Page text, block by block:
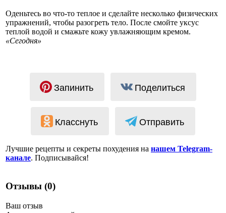
Оденьтесь во что-то теплое и сделайте несколько физических
упражнений, чтобы разогреть тело. После смойте уксус
теплой водой и смажьте кожу увлажняющим кремом.
«Сегодня»
Запинить Поделиться
Класснуть Отправить
Лучшие рецепты и секреты похудения на нашем Telegram-
канале. Подписывайся!
Отзывы (0)
Ваш отзыв